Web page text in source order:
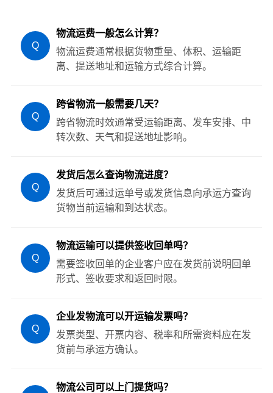
Q
物流运费一般怎么计算？
物流运费通常根据货物重量、体积、运输距
离、提送地址和运输方式综合计算。
Q
跨省物流一般需要几天？
跨省物流时效通常受运输距离、发车安排、中
转次数、天气和提送地址影响。
Q
发货后怎么查询物流进度？
发货后可通过运单号或发货信息向承运方查询
货物当前运输和到达状态。
Q
物流运输可以提供签收回单吗？
需要签收回单的企业客户应在发货前说明回单
形式、签收要求和返回时限。
Q
企业发物流可以开运输发票吗？
发票类型、开票内容、税率和所需资料应在发
货前与承运方确认。
物流公司可以上门提货吗？